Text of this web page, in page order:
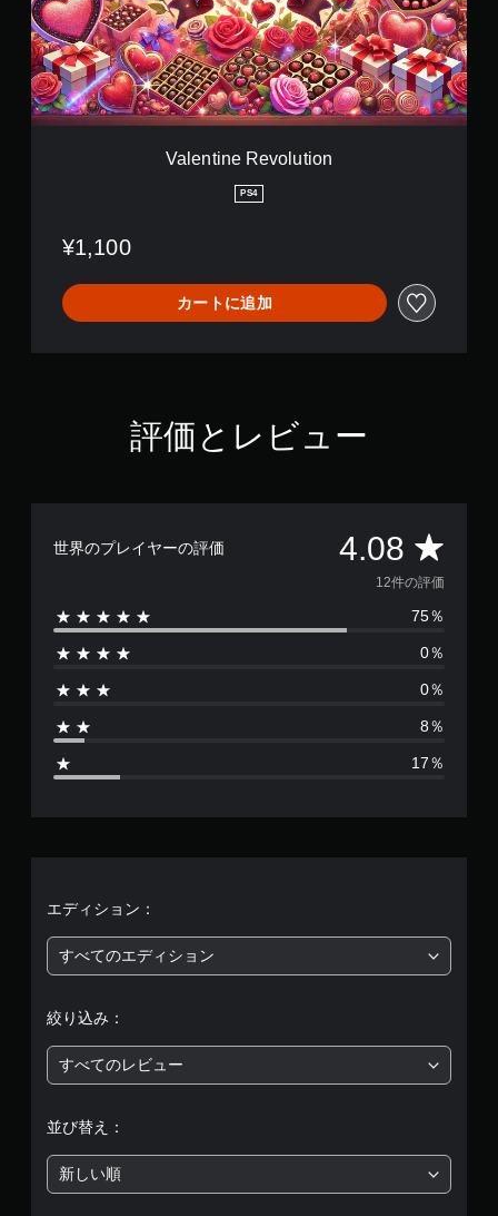
i
n
e
R
e
v
o
Valentine Revolution
PS4
¥1,100
カートに追加
評価とレビュー
世界のプレイヤーの評価 4.08 評
価
数
は
2
価
5
段
中
の
12件の評価
75％
0％
0％
8％
17％
エディション：
すべてのエディション
絞り込み：
すべてのレビュー
並び替え：
新しい順